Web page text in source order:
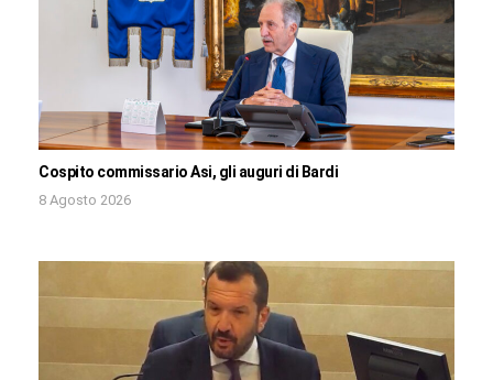
Cospito commissario Asi, gli auguri di Bardi
8 Agosto 2026